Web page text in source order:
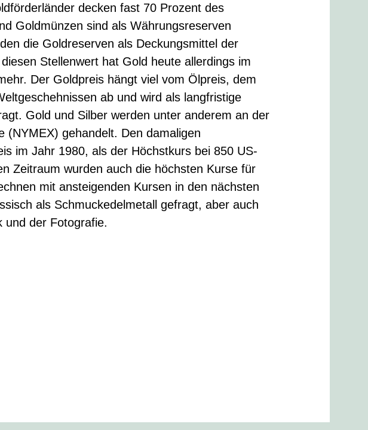
decken fast 70 Prozent des
Goldmünzen sind als Währungsreserven
die Goldreserven als Deckungsmittel der
Stellenwert hat Gold heute allerdings im
Der Goldpreis hängt viel vom Ölpreis, dem
ab und wird als langfristige
Gold und Silber werden unter anderem an der
(NYMEX) gehandelt. Den damaligen
im Jahr 1980, als der Höchstkurs bei 850 US-
Zeitraum wurden auch die höchsten Kurse für
mit ansteigenden Kursen in den nächsten
als Schmuckedelmetall gefragt, aber auch
und der Fotografie.